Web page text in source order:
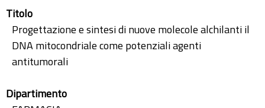
Titolo
Progettazione e sintesi di nuove molecole alchilanti il
DNA mitocondriale come potenziali agenti
antitumorali
Dipartimento